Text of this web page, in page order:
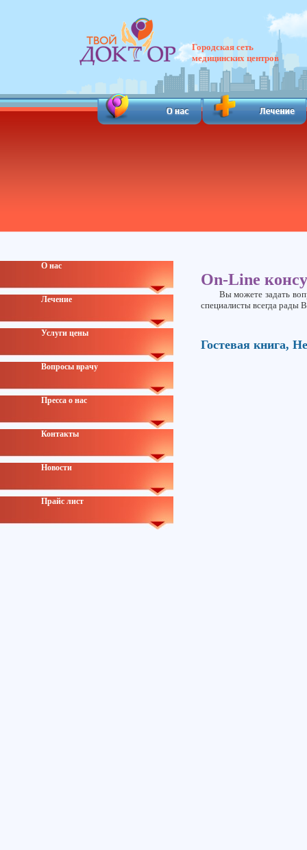
Городская сеть
медицинских центров
On-Line
Вы можете задать
специалисты всегда рады
Гостевая книга,
О нас
Лечение
Услуги цены
Вопросы врачу
Пресса о нас
Контакты
Новости
Прайс лист